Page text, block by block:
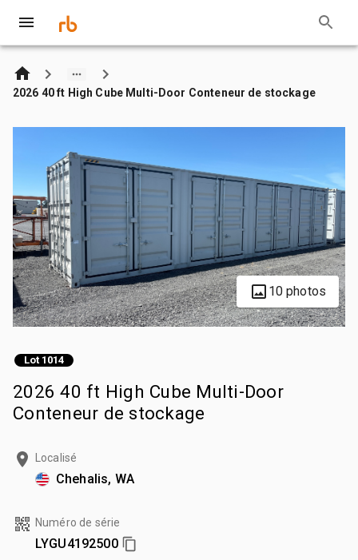
2026 40 ft High Cube Multi-Door Conteneur de stockage
10 photos
Lot 1014
2026 40 ft High Cube Multi-Door
Conteneur de stockage
Localisé
Chehalis, WA
Numéro de série
LYGU4192500